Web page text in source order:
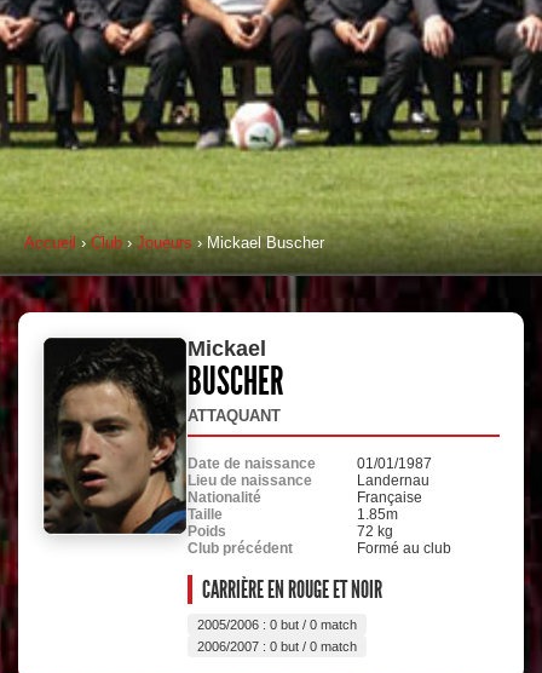
Accueil ›Club ›Joueurs › Mickael Buscher
Mickael
BUSCHER
ATTAQUANT
Date de naissance
01/01/1987
Lieu de naissance
Landernau
Nationalité
Française
Taille
1.85m
Poids
72 kg
Club précédent
Formé au club
CARRIÈRE EN ROUGE ET NOIR
2005/2006 : 0 but / 0 match
2006/2007 : 0 but / 0 match